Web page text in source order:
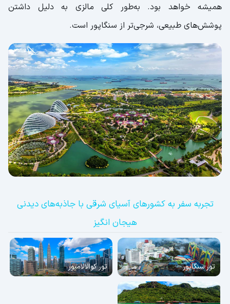
همیشه خواهد بود. به‌طور کلی مالزی به دلیل داشتن
پوشش‌های طبیعی، شرجی‌تر از سنگاپور است.
تجربه سفر به کشورهای آسیای شرقی با جاذبه‌های دیدنی
هیجان انگیز
تور سنگاپور تور کوالالامپور